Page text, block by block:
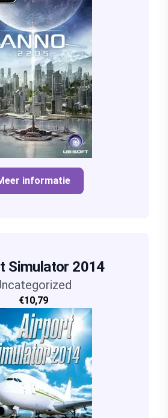
informatie
Simulator 2014
€10,79